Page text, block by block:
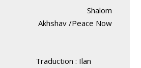
Akhshav /Peace Now
: Ilan